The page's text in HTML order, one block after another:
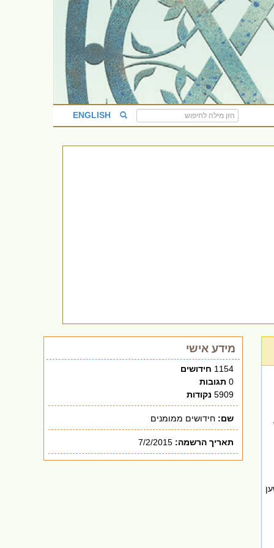
ENGLISH
מידע אישי
1154 חידושים
0 תגובות
5909 נקודות
שם: חידושים ממומנים
תאריך הרשמה: 7/2/2015